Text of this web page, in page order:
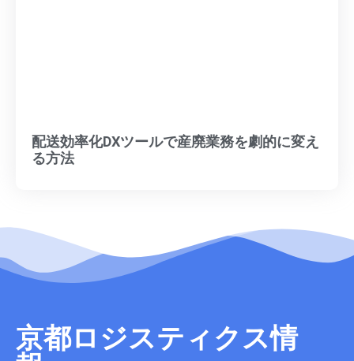
配送効率化DXツールで産廃業務を劇的に変え
る方法
京都ロジスティクス情